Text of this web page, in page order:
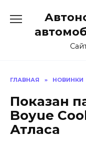
содержанию
ГЛАВНАЯ » НОВИНКИ
Показан
Boyue
Атласа